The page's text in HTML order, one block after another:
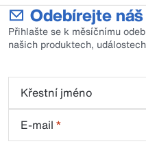
Odebírejte
Přihlašte se k měsíčnímu
našich produktech,
Křestní jméno
E-mail *